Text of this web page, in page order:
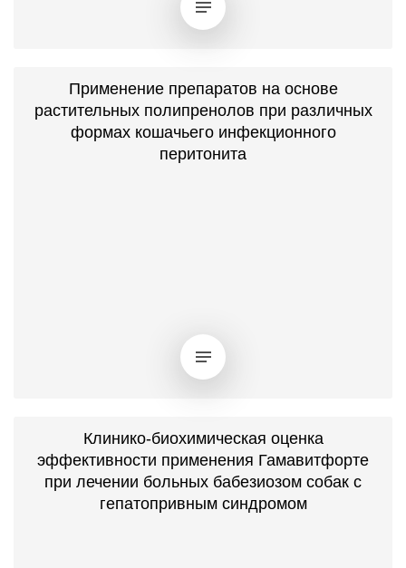
Применение препаратов на основе
растительных полипренолов при различных
формах кошачьего инфекционного
перитонита
Клинико-биохимическая оценка
эффективности применения Гамавитфорте
при лечении больных бабезиозом собак с
гепатопривным синдромом